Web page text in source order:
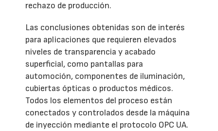
rechazo de producción.
Las conclusiones obtenidas son de interés
para aplicaciones que requieren elevados
niveles de transparencia y acabado
superficial, como pantallas para
automoción, componentes de iluminación,
cubiertas ópticas o productos médicos.
Todos los elementos del proceso están
conectados y controlados desde la máquina
de inyección mediante el protocolo OPC UA.